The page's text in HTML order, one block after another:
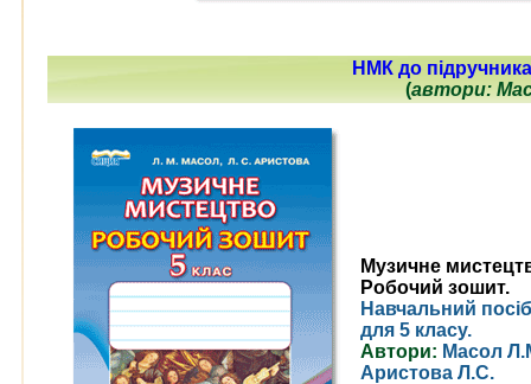
НМК до
(автори:
Музичне
Робочий зошит.
Навчальний
для 5 класу.
Автори: Масол
Аристова Л.С.